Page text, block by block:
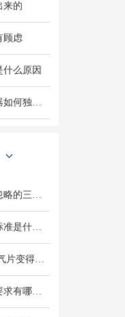
来的
顾虑
什么原因
纵看采暖市场，新飞散热器如何独旗一帜深受人们欢迎
暖气片大小怎么算？不可忽略的三个因素是什么？
暖气片多少钱一组？计价标准是什么？
怎样让家里的铜铝复合暖气片变得更热呢？
你家暖气片合格吗？验收要求有哪些？